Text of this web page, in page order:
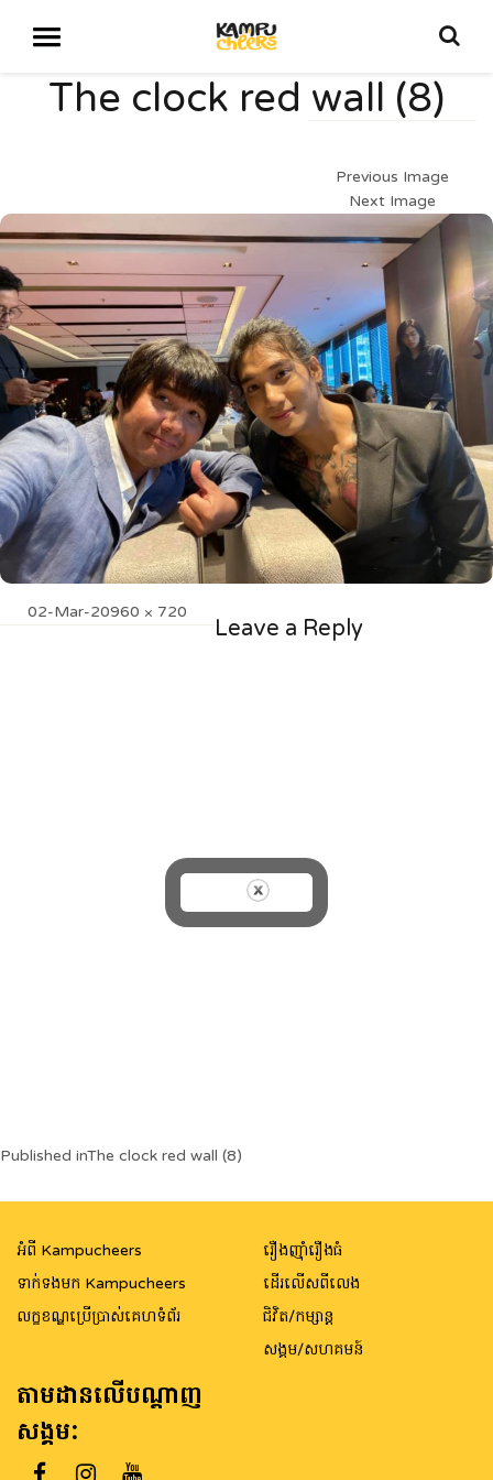
The clock red wall (8)
Previous Image
Next Image
Posted
02-Mar-20Full
960 × 720
Leave a Reply
Post
navigation
Published inThe clock red wall (8)
អំពី Kampucheers
ទាក់ទងមក Kampucheers
លក្ខខណ្ឌប្រើប្រាស់គេហទំព័រ
រឿងញ៉ាំរឿងធំ
ដើរលើសពីលេង
ជិវិត/កម្សាន្ត
សង្គម/សហគមន៍
តាមដានលើបណ្តាញ
សង្គម: